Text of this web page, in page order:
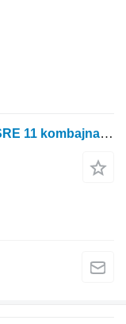
Cev punjača za ulje za IVECO 8361 SRE 11 kombajna za žito